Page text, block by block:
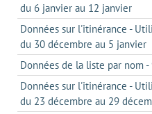
du 6 janvier au 12 janvier
Données sur l'itinérance -
du 30 décembre au 5 janvier
Données de la liste par nom
Données sur l'itinérance -
du 23 décembre au 29